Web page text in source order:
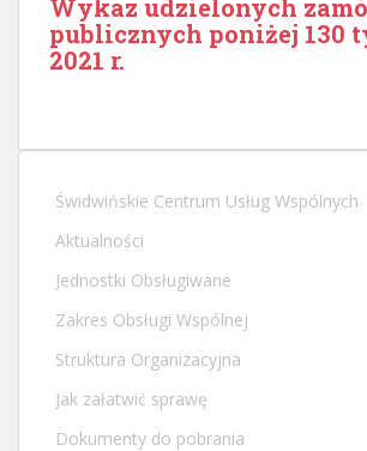
Wykaz udzielonych
publicznych poniżej 130
2021 r.
Świdwińskie Centrum Usług Wspólnych
Aktualności
Jednostki Obsługiwane
Zakres Obsługi Wspólnej
Struktura Organizacyjna
Jak załatwić sprawę
Dokumenty do pobrania